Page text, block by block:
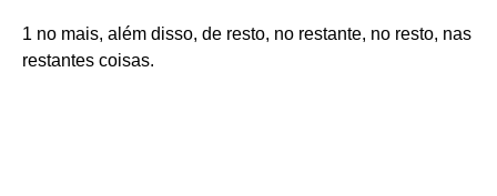
1 no mais, além disso, de resto, no restante, no resto, nas
restantes coisas.